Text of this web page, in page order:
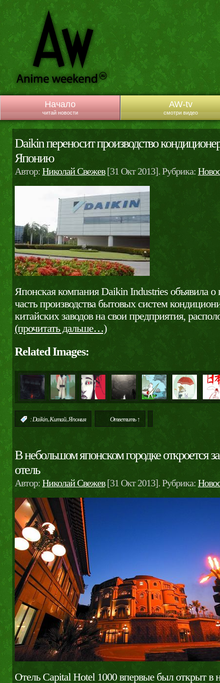
Начало
читай новости
AW-tv
смотри видео
Daikin переносит производство
Японию
Автор: Николай Свежев[31 Окт 2013]. Рубрика:
Японская компания Daikin Industries объявила о
часть производства бытовых систем
китайских заводов на свои предприятия,
(прочитать дальше…)
Related Images:
:Daikin,Китай,Япония Ответить ↑
В небольшом японском городке откроется
отель
Автор: Николай Свежев[31 Окт 2013]. Рубрика:
Отель Capital Hotel 1000 впервые был открыт в